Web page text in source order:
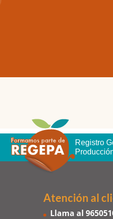
Registro
Atención al
Llama al